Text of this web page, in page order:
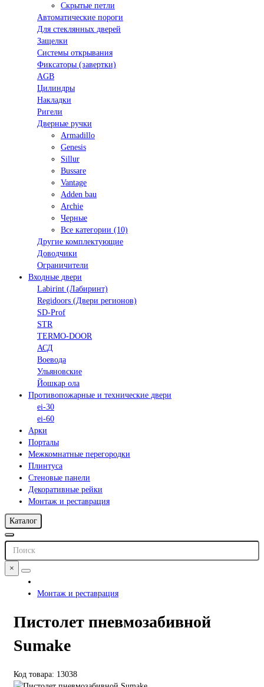
Скрытые петли
Автоматические пороги
Для стеклянных дверей
Защелки
Системы открывания
Фиксаторы (завертки)
AGB
Цилиндры
Накладки
Ригели
Дверные ручки
Armadillo
Genesis
Sillur
Bussare
Vantage
Adden bau
Archie
Черные
Все категории (10)
Другие комплектующие
Доводчики
Ограничители
Входные двери
Labirint (Лабиринт)
Regidoors (Двери регионов)
SD-Prof
STR
TERMO-DOOR
АСД
Воевода
Ульяновские
Йошкар ола
Противопожарные и технические двери
ei-30
ei-60
Арки
Порталы
Межкомнатные перегородки
Плинтуса
Стеновые панели
Декоративные рейки
Монтаж и реставрация
Каталог
×
Монтаж и реставрация
Пистолет пневмозабивной
Sumake
Код товара: 13038